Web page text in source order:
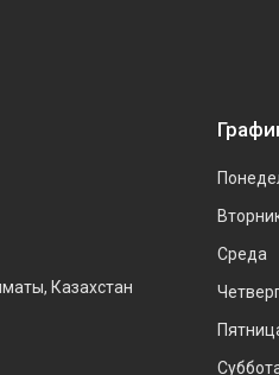
Казахстан
Среда